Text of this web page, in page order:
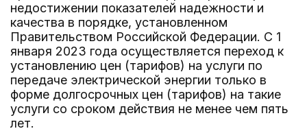
недостижении показателей надежности и
качества в порядке, установленном
Правительством Российской Федерации. С 1
января 2023 года осуществляется переход к
установлению цен (тарифов) на услуги по
передаче электрической энергии только в
форме долгосрочных цен (тарифов) на такие
услуги со сроком действия не менее чем пять
лет.